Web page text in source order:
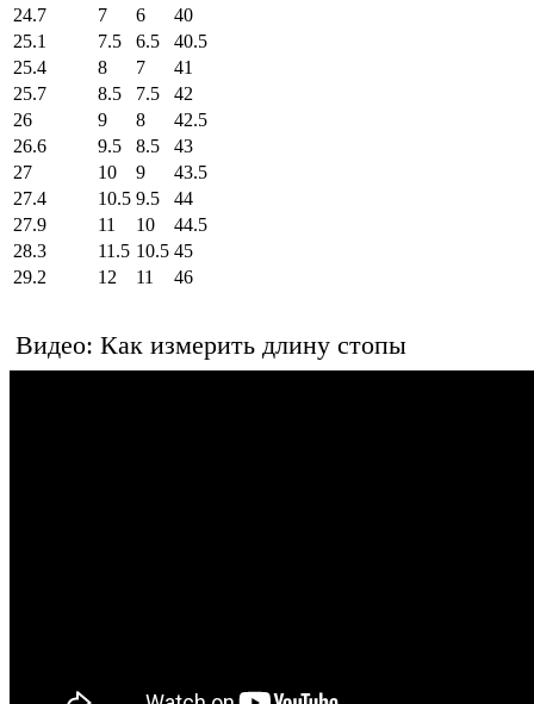
24.7
7 6
40
25.1
7.5 6.5
40.5
25.4
8 7
41
25.7
8.5 7.5
42
26
9 8
42.5
26.6
9.5 8.5
43
27
10 9
43.5
27.4
10.5 9.5
44
27.9
11 10
44.5
28.3
11.5 10.5 45
29.2
12 11 46
Видео: Как измерить длину стопы